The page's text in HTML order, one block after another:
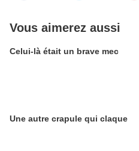
Vous aimerez aussi
Celui-là était un brave mec
Une autre crapule qui claque